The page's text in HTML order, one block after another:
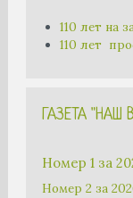
110 лет на
110 лет
ГАЗЕТА "НАШ
Номер 1 за
Номер 2 за